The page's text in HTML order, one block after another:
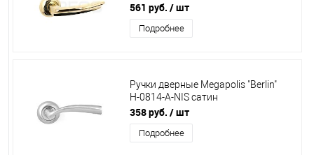
561 руб. / шт
Подробнее
Ручки дверные Megapolis "Berlin"
Н-0814-А-NIS сатин
00022659/18634
358 руб. / шт
Подробнее